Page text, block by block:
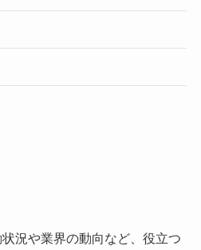
況や業界の動向など、役立つ